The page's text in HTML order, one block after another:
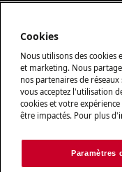
Eb0, Ebo ou
un problème lié à
(intégré ou pose
Cookies
Nous utilisons des cookies
et marketing. Nous
nos partenaires de
vous acceptez l'utilisation
cookies et votre
être impactés. Pour plus
Paramètres